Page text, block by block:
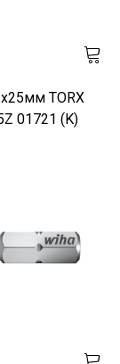
TORX
01721 (K)